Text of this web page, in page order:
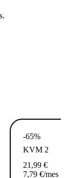
-65%
KVM 2
21,99 €
7,79 €/mes